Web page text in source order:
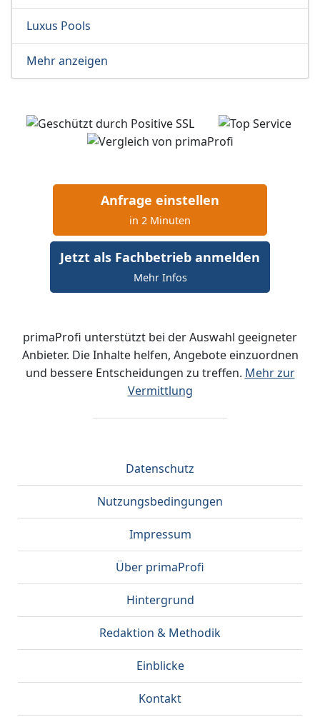
Luxus Pools
Mehr anzeigen
Anfrage einstellen
in 2 Minuten
Jetzt als Fachbetrieb anmelden
Mehr Infos
primaProfi unterstützt bei der Auswahl geeigneter
Anbieter. Die Inhalte helfen, Angebote einzuordnen
und bessere Entscheidungen zu treffen. Mehr zur
Vermittlung
Datenschutz
Nutzungsbedingungen
Impressum
Über primaProfi
Hintergrund
Redaktion & Methodik
Einblicke
Kontakt